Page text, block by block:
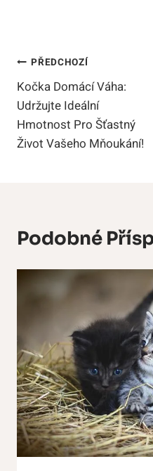
Navigace
Pro
Příspěvek
PŘEDCHOZÍ
Kočka Domácí Váha:
Udržujte Ideální
Hmotnost Pro Šťastný
Život Vašeho Mňoukání!
Podobné